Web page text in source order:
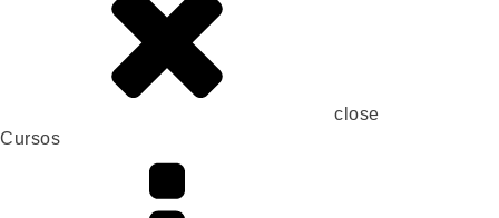
close
Cursos